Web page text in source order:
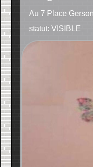
Au 7 Place
statut: VISIBLE